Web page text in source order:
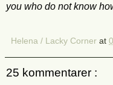
you who do not know
Helena / Lacky Corner at
25 kommentarer :